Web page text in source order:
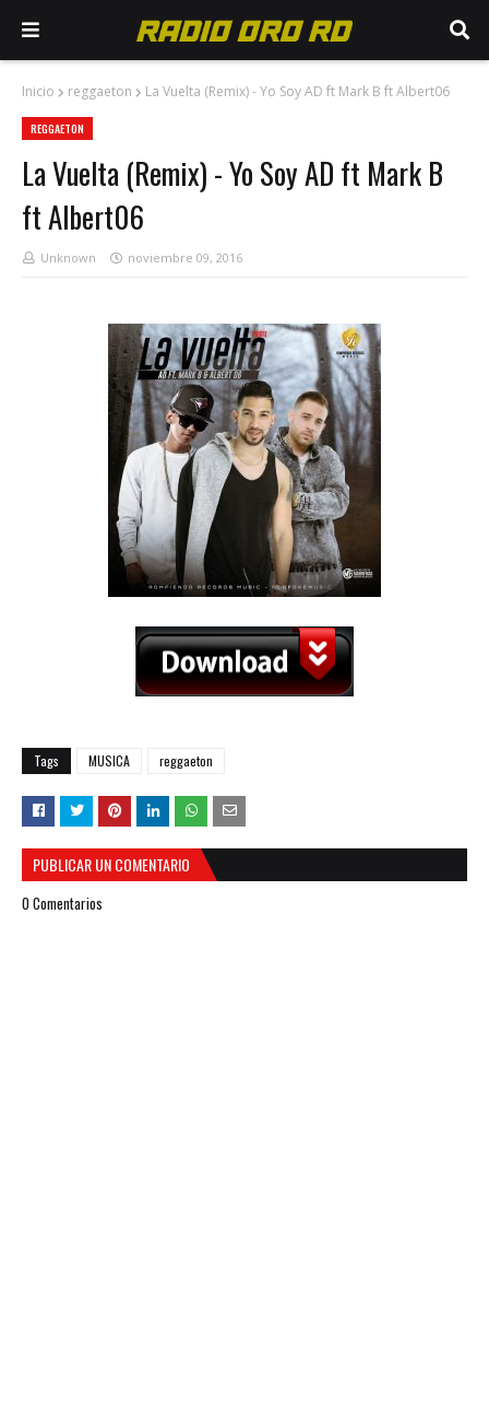
Inicio reggaeton La Vuelta (Remix) - Yo Soy AD ft Mark B ft Albert06
REGGAETON
La Vuelta (Remix) - Yo Soy AD ft Mark B
ft Albert06
Unknown noviembre 09, 2016
Tags MUSICA reggaeton
PUBLICAR UN COMENTARIO
0 Comentarios